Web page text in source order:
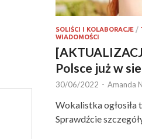
SOLIŚCI I KOLABORACJE /
WIADOMOŚCI
Polsce już w
30/06/2022 - Amanda
Wokalistka ogłosiła
Sprawdźcie